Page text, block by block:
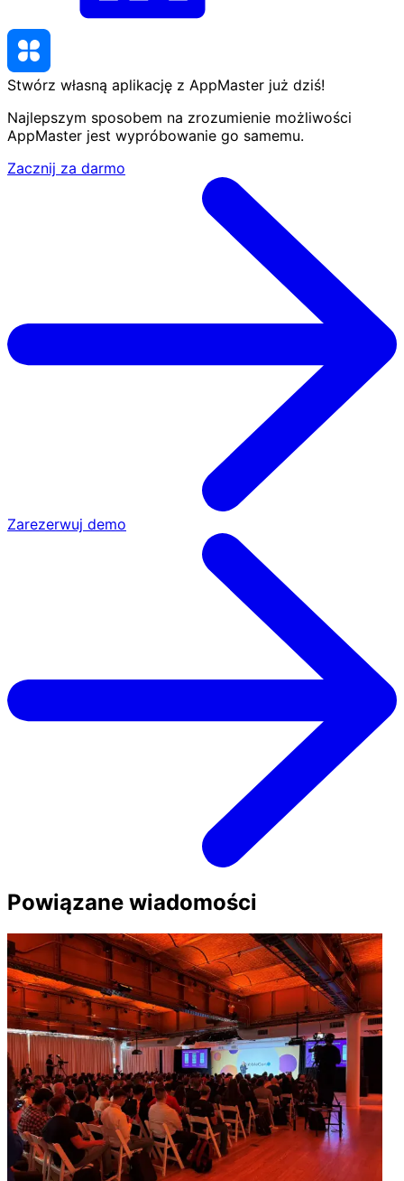
Stwórz własną aplikację z AppMaster już dziś!
Najlepszym sposobem na zrozumienie możliwości
AppMaster jest wypróbowanie go samemu.
Zacznij za darmo
Zarezerwuj demo
Powiązane wiadomości